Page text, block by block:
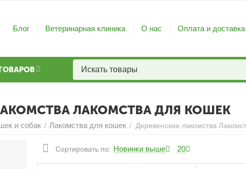
Блог Ветеринарная клиника О нас Оплата и доставка
ЛАКОМСТВА ДЛЯ КОШЕК
и собак / Лакомства для кошек /
Сортировать по: Новинки выше 20